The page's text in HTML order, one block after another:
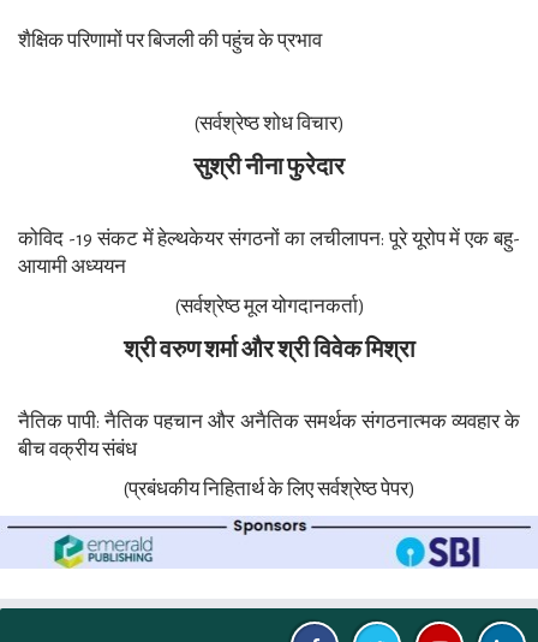
शैक्षिक परिणामों पर बिजली की पहुंच के प्रभाव
(सर्वश्रेष्ठ शोध विचार)
सुश्री नीना फुरेदार
कोविद -19 संकट में हेल्थकेयर संगठनों का लचीलापन: पूरे यूरोप में एक बहु-
आयामी अध्ययन
(सर्वश्रेष्ठ मूल योगदानकर्ता)
श्री वरुण शर्मा और श्री विवेक मिश्रा
नैतिक पापी: नैतिक पहचान और अनैतिक समर्थक संगठनात्मक व्यवहार के
बीच वक्रीय संबंध
(प्रबंधकीय निहितार्थ के लिए सर्वश्रेष्ठ पेपर)